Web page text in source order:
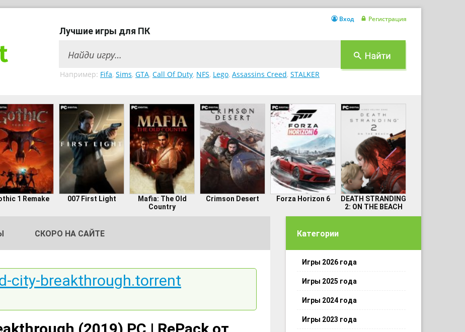
Лучшие игры для ПК
Например: Fifa, Sims, GTA, Call Of Duty, NFS, Lego, Assassins Creed, STALKER
Вход Регистрация
1 Remake 007 First Light
Mafia: The Old
Country
Crimson Desert Forza Horizon 6
DEATH STRANDING
2: ON THE BEACH
СКОРО НА САЙТЕ
city-breakthrough.torrent
Категории
Игры 2026 года
Игры 2025 года
Игры 2024 года
Игры 2023 года